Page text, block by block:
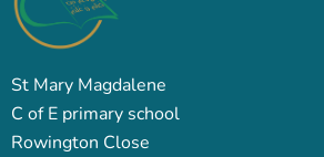
St Mary Magdalene
‏C of E primary school
‏Rowington Close